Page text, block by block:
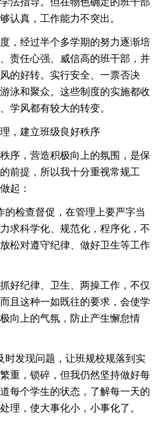
认真，工作能力不突出。
，经过半个多学期的努力逐渐培
责任心强、威信高的班干部，并
的好转。实行安全、一票否决
泳和聚众。这些制度的实施都收
学风都有较大的转变。
，建立班级良好秩序
序，营造积极向上的氛围，是保
前提，所以我十分重视常规工
起：
的检查督促，在管理上要严字当
求科学化、规范化，程序化，不
松对遵守纪律、做好卫生等工作
好纪律、卫生、两操工作，不仅
且这种一如既往的要求，会使学
向上的气氛，防止产生懈怠情
时发现问题，让班规校规落到实
重，锁碎，但我仍然坚持做好每
每个学生的状态，了解每一天的
理，使大事化小，小事化了。